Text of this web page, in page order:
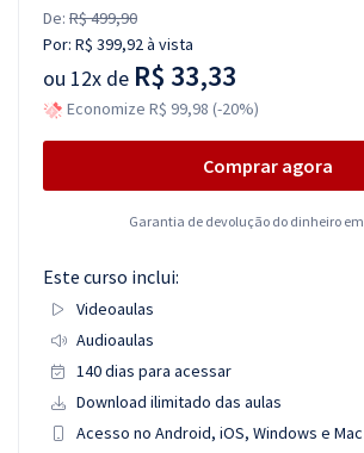
De: R$ 499,90
Por: R$ 399,92à vista
ou 12x de R$ 33,33
Economize R$ 99,98 (-20%)
Comprar agora
Garantia de devolução do dinheiro
Este curso inclui:
Videoaulas
Audioaulas
140 dias para acessar
Download ilimitado das aulas
Acesso no Android, iOS, Windows e Mac